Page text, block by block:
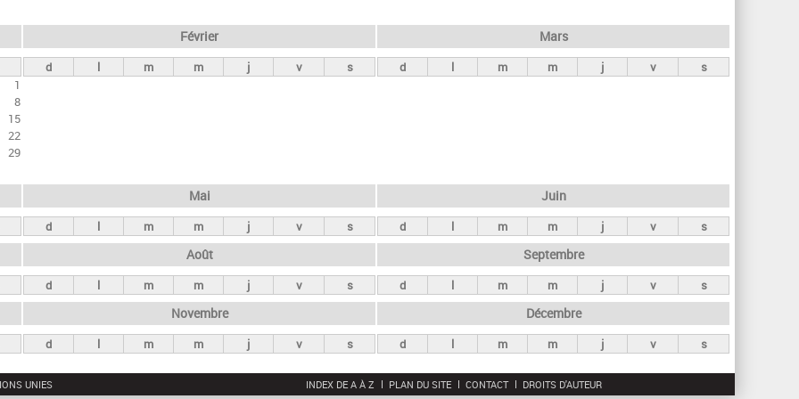
r
c
1
8
15
22
29
Février
d l m m j v s
Mars
d l m m j v s
Mai
d l m m j v s
Juin
d l m m j v s
Août
d l m m j v s
Septembre
d l m m j v s
Novembre
d l m m j v s
Décembre
d l m m j v s
UNIES INDEX DE A À Z PLAN DU SITE CONTACT DROITS D'AUTEUR